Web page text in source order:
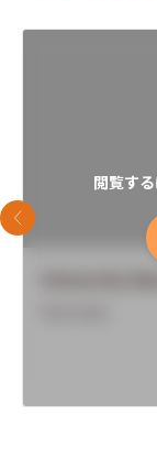
閲覧す
前のスライド